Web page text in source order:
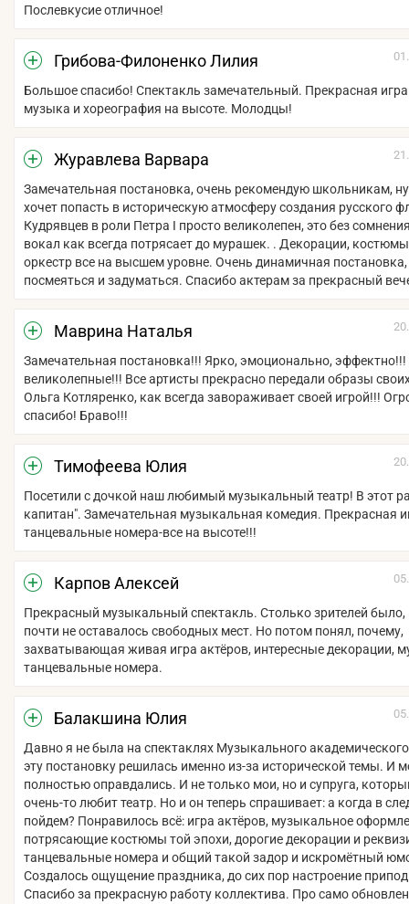
Послевкусие отличное!
Грибова-Филоненко Лилия
Большое спасибо! Спектакль замечательный. Прекрасная игра
музыка и хореография на высоте. Молодцы!
Журавлева Варвара
Замечательная постановка, очень рекомендую школьникам,
хочет попасть в историческую атмосферу создания русского
Кудрявцев в роли Петра I просто великолепен, это без
вокал как всегда потрясает до мурашек. . Декорации,
оркестр все на высшем уровне. Очень динамичная постановка,
посмеяться и задуматься. Спасибо актерам за прекрасный
Маврина Наталья
Замечательная постановка!!! Ярко, эмоционально,
великолепные!!! Все артисты прекрасно передали образы
Ольга Котляренко, как всегда завораживает своей игрой!!!
спасибо! Браво!!!
Тимофеева Юлия
Посетили с дочкой наш любимый музыкальный театр! В этот
капитан". Замечательная музыкальная комедия. Прекрасная
танцевальные номера-все на высоте!!!
Карпов Алексей
Прекрасный музыкальный спектакль. Столько зрителей было,
почти не оставалось свободных мест. Но потом понял, почему,
захватывающая живая игра актёров, интересные декорации,
танцевальные номера.
Балакшина Юлия
Давно я не была на спектаклях Музыкального академического
эту постановку решилась именно из-за исторической темы. И
полностью оправдались. И не только мои, но и супруга,
очень-то любит театр. Но и он теперь спрашивает: а когда в
пойдем? Понравилось всё: игра актёров, музыкальное
потрясающие костюмы той эпохи, дорогие декорации и
танцевальные номера и общий такой задор и искромётный
Создалось ощущение праздника, до сих пор настроение
Спасибо за прекрасную работу коллектива. Про само